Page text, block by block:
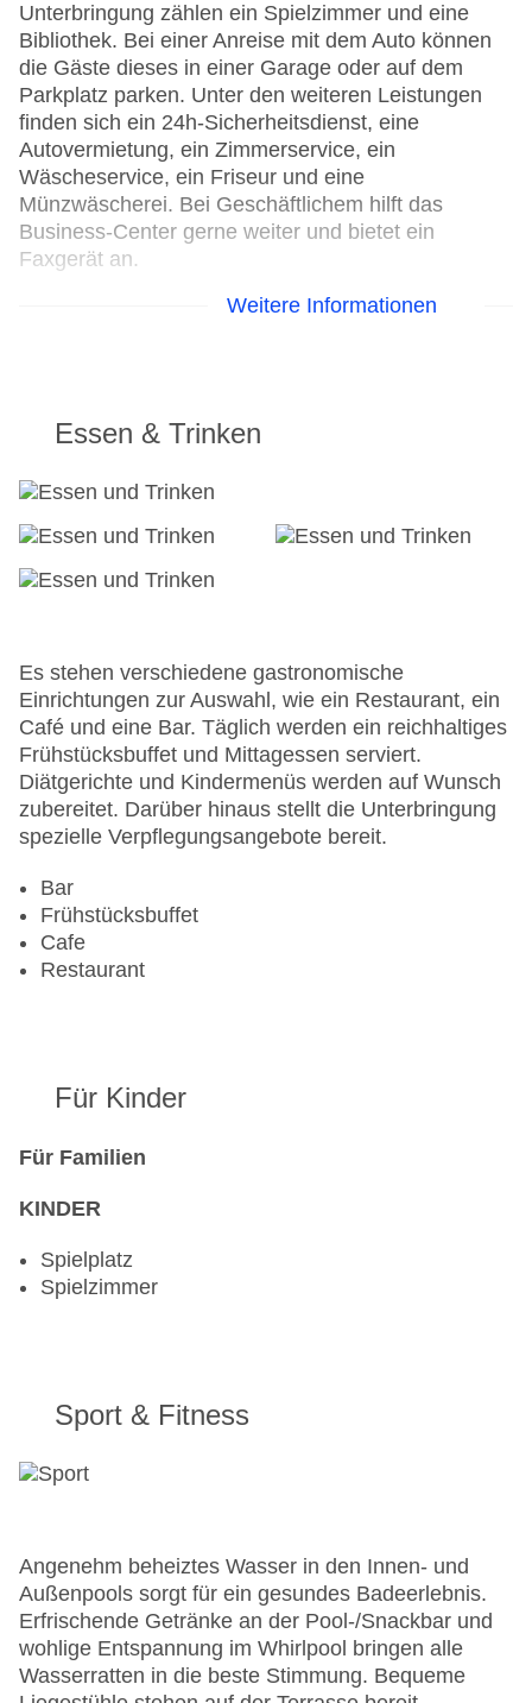
Unterbringung zählen ein Spielzimmer und eine
Bibliothek. Bei einer Anreise mit dem Auto können
die Gäste dieses in einer Garage oder auf dem
Parkplatz parken. Unter den weiteren Leistungen
finden sich ein 24h-Sicherheitsdienst, eine
Autovermietung, ein Zimmerservice, ein
Wäscheservice, ein Friseur und eine
Münzwäscherei. Bei Geschäftlichem hilft das
Business-Center gerne weiter und bietet ein
Faxgerät an.
Konferenzraum
Garage
WLAN/WiFi im Hotel
Letzte umfassende Renovierung: 2025
Minimarkt
Haustiere: gegen Gebühr
Zimmerservice
Gesamtanzahl der Stockwerke: 6
Gesamtanzahl der Zimmer: 151
Pools:Beheizter Außenpool, Indoor Pool, Outdoor
Pool, Liegen am Pool
Landeskategorie: 4 Sterne
Weitere Informationen
Essen & Trinken
Es stehen verschiedene gastronomische
Einrichtungen zur Auswahl, wie ein Restaurant, ein
Café und eine Bar. Täglich werden ein reichhaltiges
Frühstücksbuffet und Mittagessen serviert.
Diätgerichte und Kindermenüs werden auf Wunsch
zubereitet. Darüber hinaus stellt die Unterbringung
spezielle Verpflegungsangebote bereit.
Bar
Frühstücksbuffet
Cafe
Restaurant
Für Kinder
Für Familien
KINDER
Spielplatz
Spielzimmer
Sport & Fitness
Angenehm beheiztes Wasser in den Innen- und
Außenpools sorgt für ein gesundes Badeerlebnis.
Erfrischende Getränke an der Pool-/Snackbar und
wohlige Entspannung im Whirlpool bringen alle
Wasserratten in die beste Stimmung. Bequeme